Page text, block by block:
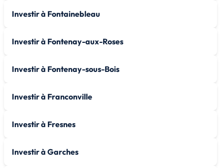
Investir à Fontainebleau
Investir à Fontenay-aux-Roses
Investir à Fontenay-sous-Bois
Investir à Franconville
Investir à Fresnes
Investir à Garches